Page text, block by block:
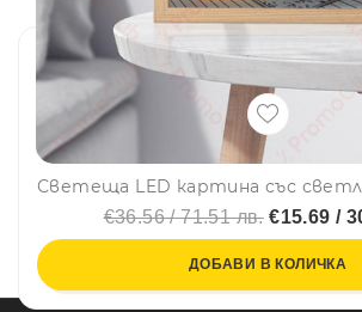
€36.56 / 71.51 лв.€15.69 /
ДОБАВИ В КОЛИЧКА